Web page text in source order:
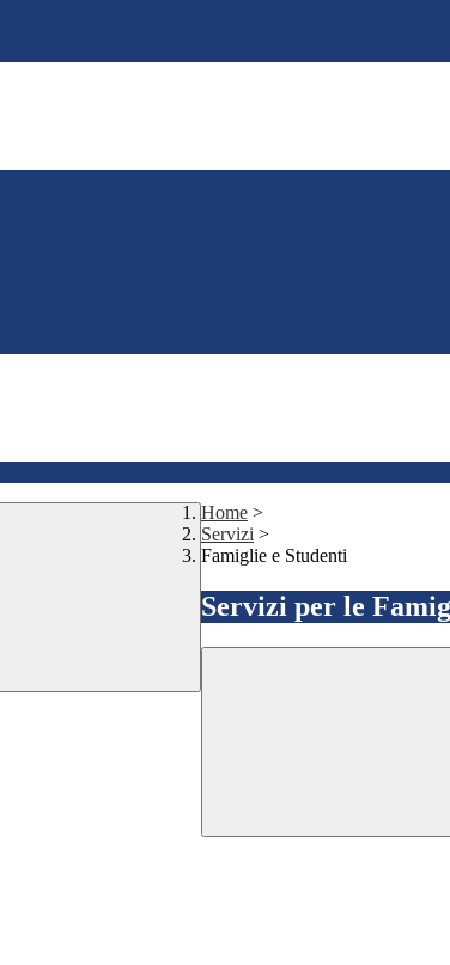
Home >
Servizi >
Famiglie e Studenti
Servizi per le